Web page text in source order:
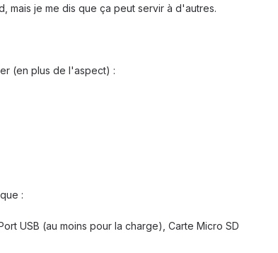
mais je me dis que ça peut servir à d'autres.
(en plus de l'aspect) :
:
USB (au moins pour la charge), Carte Micro SD